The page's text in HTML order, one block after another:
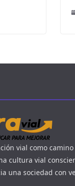
vial como
cultura vial
una sociedad con